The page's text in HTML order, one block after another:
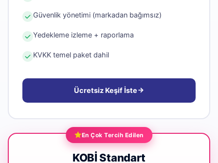
Güvenlik yönetimi (markadan bağımsız)
Yedekleme izleme + raporlama
KVKK temel paket dahil
Ücretsiz Keşif İste
En Çok Tercih Edilen
KOBİ Standart